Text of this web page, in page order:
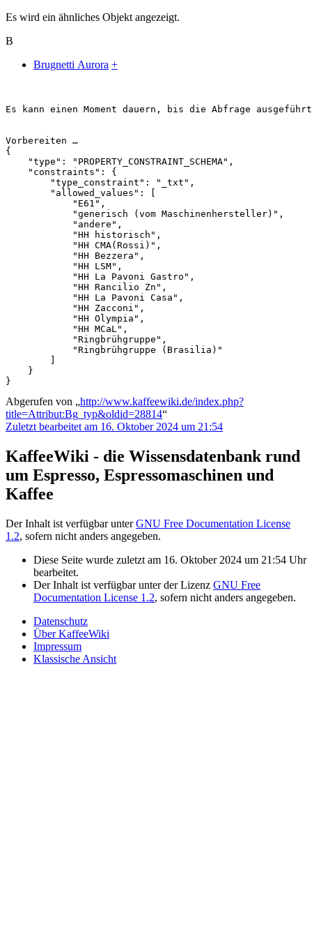
Es wird ein ähnliches Objekt angezeigt.
B
Brugnetti Aurora +
Es kann einen Moment dauern, bis die Abfrage
{
    "type": "PROPERTY_CONSTRAINT_SCHEMA",
    "constraints": {
        "type_constraint": "_txt",
        "allowed_values": [
            "E61",
            "generisch (vom Maschinenhersteller)",
            "andere",
            "HH historisch",
            "HH CMA(Rossi)",
            "HH Bezzera",
            "HH LSM",
            "HH La Pavoni Gastro",
            "HH Rancilio Zn",
            "HH La Pavoni Casa",
            "HH Zacconi",
            "HH Olympia",
            "HH MCaL",
            "Ringbrühgruppe",
            "Ringbrühgruppe (Brasilia)"
    }
}
Abgerufen von „http://www.kaffeewiki.de/index.php?
title=Attribut:Bg_typ&oldid=28814“
Zuletzt bearbeitet am 16. Oktober 2024 um 21:54
KaffeeWiki - die Wissensdatenbank rund
um Espresso, Espressomaschinen und
Kaffee
Der Inhalt ist verfügbar unterGNU Free Documentation License
1.2, sofern nicht anders angegeben.
Diese Seite wurde zuletzt am 16. Oktober 2024 um 21:54 Uhr
bearbeitet.
Der Inhalt ist verfügbar unter der Lizenz GNU Free
Documentation License 1.2, sofern nicht anders angegeben.
Datenschutz
Über KaffeeWiki
Impressum
Klassische Ansicht